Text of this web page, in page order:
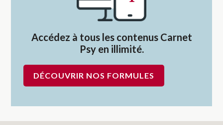
Accédez à tous les contenus Carnet
Psy en illimité.
DÉCOUVRIR NOS FORMULES